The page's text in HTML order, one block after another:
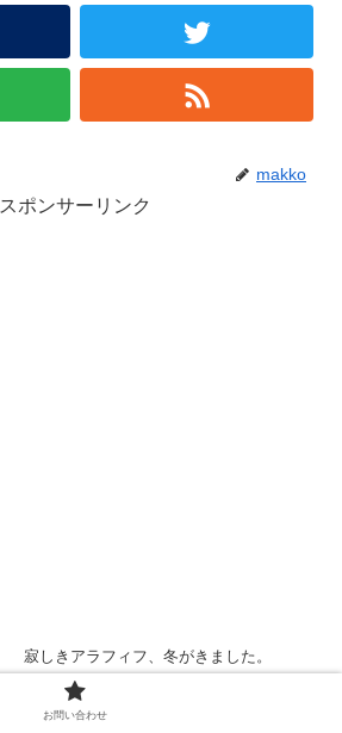
makko
スポンサーリンク
寂しきアラフィフ、冬がきました。
お問い合わせ